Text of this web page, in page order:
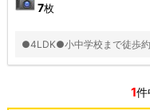
7枚
●4LDK●小中学校まで徒歩
1件